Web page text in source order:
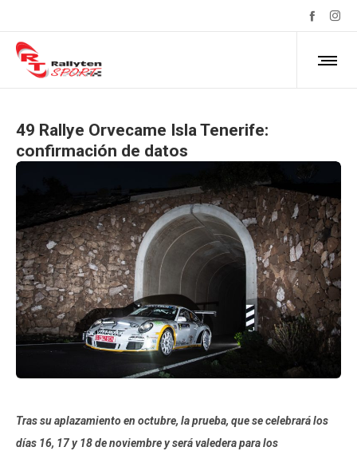
49 Rallye Orvecame Isla Tenerife:
confirmación de datos
Tras su aplazamiento en octubre, la prueba, que se celebrará los
días 16, 17 y 18 de noviembre y será valedera para los